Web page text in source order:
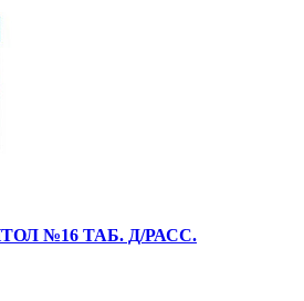
№16 ТАБ. Д/РАСС.